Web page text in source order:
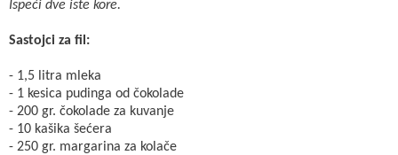
Ispeći dve iste kore.
Sastojci za fil:
- 1,5 litra mleka
- 1 kesica pudinga od čokolade
- 200 gr. čokolade za kuvanje
- 10 kašika šećera
- 250 gr. margarina za kolače